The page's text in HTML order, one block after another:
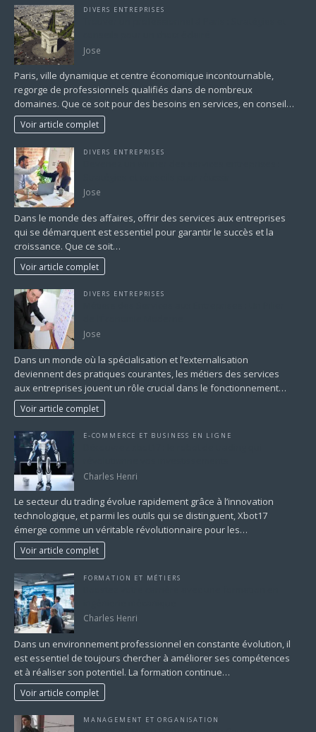
DIVERS ENTREPRISES
Jose
Paris, ville dynamique et centre économique incontournable,
regorge de professionnels qualifiés dans de nombreux
domaines. Que ce soit pour des besoins en services, en conseil…
Voir article complet
DIVERS ENTREPRISES
Jose
Dans le monde des affaires, offrir des services aux entreprises
qui se démarquent est essentiel pour garantir le succès et la
croissance. Que ce soit…
Voir article complet
DIVERS ENTREPRISES
Jose
Dans un monde où la spécialisation et l’externalisation
deviennent des pratiques courantes, les métiers des services
aux entreprises jouent un rôle crucial dans le fonctionnement…
Voir article complet
E-COMMERCE ET BUSINESS EN LIGNE
Charles Henri
Le secteur du trading évolue rapidement grâce à l’innovation
technologique, et parmi les outils qui se distinguent, Xbot17
émerge comme un véritable révolutionnaire pour les…
Voir article complet
FORMATION ET MÉTIERS
Charles Henri
Dans un environnement professionnel en constante évolution, il
est essentiel de toujours chercher à améliorer ses compétences
et à réaliser son potentiel. La formation continue…
Voir article complet
MANAGEMENT ET ORGANISATION